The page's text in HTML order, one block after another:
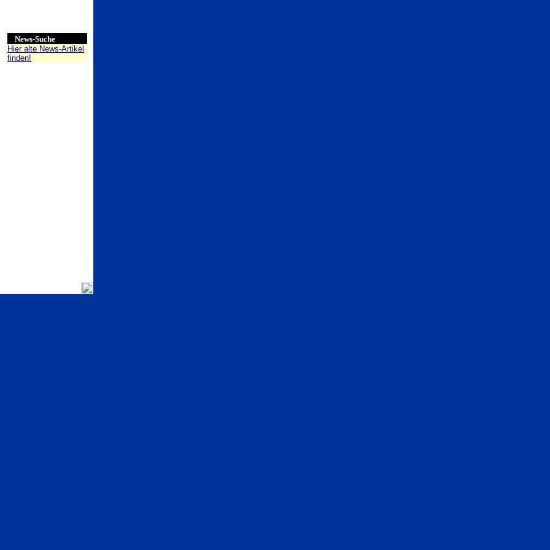
News-Suche
Hier alte News-Artikel
finden!